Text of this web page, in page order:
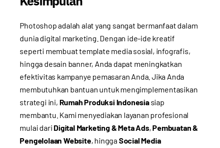
Photoshop adalah alat yang sangat bermanfaat dalam
dunia digital marketing. Dengan ide-ide kreatif
seperti membuat template media sosial, infografis,
hingga desain banner, Anda dapat meningkatkan
efektivitas kampanye pemasaran Anda. Jika Anda
membutuhkan bantuan untuk mengimplementasikan
strategi ini, Rumah Produksi Indonesiasiap
membantu. Kami menyediakan layanan profesional
mulai dari Digital Marketing & Meta Ads,Pembuatan &
Pengelolaan Website, hinggaSocial Media